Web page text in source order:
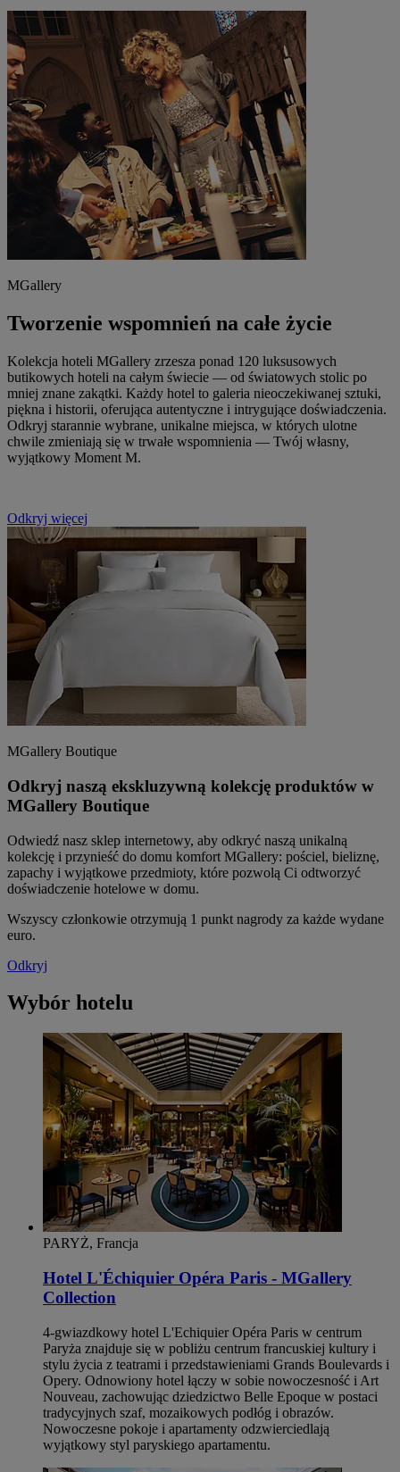
MGallery
Tworzenie wspomnień na całe życie
Kolekcja hoteli MGallery zrzesza ponad 120 luksusowych
butikowych hoteli na całym świecie — od światowych stolic po
mniej znane zakątki. Każdy hotel to galeria nieoczekiwanej sztuki,
piękna i historii, oferująca autentyczne i intrygujące doświadczenia.
Odkryj starannie wybrane, unikalne miejsca, w których ulotne
chwile zmieniają się w trwałe wspomnienia — Twój własny,
wyjątkowy Moment M.
Odkryj więcej
MGallery Boutique
Odkryj naszą ekskluzywną kolekcję produktów w
MGallery Boutique
Odwiedź nasz sklep internetowy, aby odkryć naszą unikalną
kolekcję i przynieść do domu komfort MGallery: pościel, bieliznę,
zapachy i wyjątkowe przedmioty, które pozwolą Ci odtworzyć
doświadczenie hotelowe w domu.
Wszyscy członkowie otrzymują 1 punkt nagrody za każde wydane
euro.
Odkryj
Wybór hotelu
PARYŻ, Francja
Hotel L'Échiquier Opéra Paris - MGallery
Collection
4-gwiazdkowy hotel L'Echiquier Opéra Paris w centrum
Paryża znajduje się w pobliżu centrum francuskiej kultury i
stylu życia z teatrami i przedstawieniami Grands Boulevards i
Opery. Odnowiony hotel łączy w sobie nowoczesność i Art
Nouveau, zachowując dziedzictwo Belle Epoque w postaci
tradycyjnych szaf, mozaikowych podłóg i obrazów.
Nowoczesne pokoje i apartamenty odzwierciedlają
wyjątkowy styl paryskiego apartamentu.